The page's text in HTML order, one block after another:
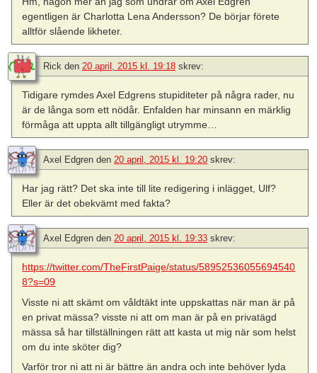
egentligen är Charlotta Lena Andersson? De börjar förete
alltför slående likheter.
Rick den 20 april, 2015 kl. 19:18 skrev:
Tidigare rymdes Axel Edgrens stupiditeter på några rader, nu
är de långa som ett nödår. Enfalden har minsann en märklig
förmåga att uppta allt tillgängligt utrymme…
Axel Edgren den 20 april, 2015 kl. 19:20 skrev:
Har jag rätt? Det ska inte till lite redigering i inlägget, Ulf?
Eller är det obekvämt med fakta?
Axel Edgren den 20 april, 2015 kl. 19:33 skrev:
https://twitter.com/TheFirstPaige/status/58952536055694540
8?s=09
Visste ni att skämt om våldtäkt inte uppskattas när man är på
en privat mässa? visste ni att om man är på en privatägd
mässa så har tillställningen rätt att kasta ut mig när som helst
om du inte sköter dig?
Varför tror ni att ni är bättre än andra och inte behöver lyda